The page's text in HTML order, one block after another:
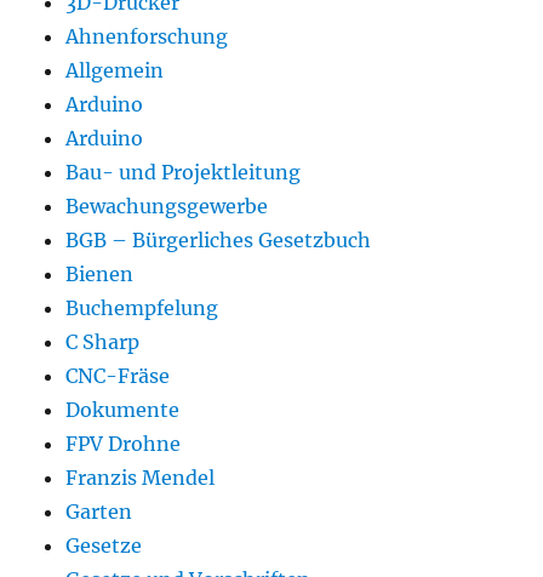
Ahnenforschung
Allgemein
Arduino
Arduino
Bau- und Projektleitung
Bewachungsgewerbe
BGB – Bürgerliches Gesetzbuch
Bienen
Buchempfelung
C Sharp
CNC-Fräse
Dokumente
FPV Drohne
Franzis Mendel
Garten
Gesetze